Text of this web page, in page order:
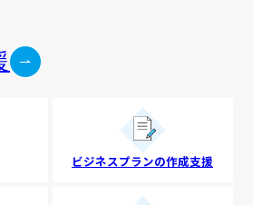
ビジネスプランの作成支援